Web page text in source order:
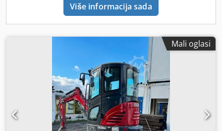
Više informacija sada
Mali oglasi